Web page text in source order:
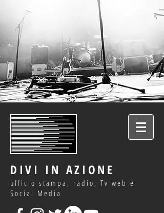
DIVI IN AZIONE
ufficio stampa, radio, Tv web e
Social Media